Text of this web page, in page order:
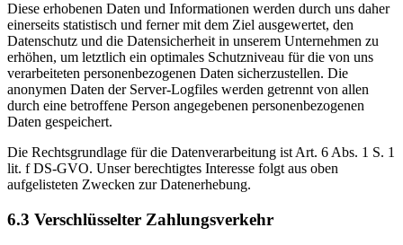
Diese erhobenen Daten und Informationen werden durch uns daher
einerseits statistisch und ferner mit dem Ziel ausgewertet, den
Datenschutz und die Datensicherheit in unserem Unternehmen zu
erhöhen, um letztlich ein optimales Schutzniveau für die von uns
verarbeiteten personenbezogenen Daten sicherzustellen. Die
anonymen Daten der Server-Logfiles werden getrennt von allen
durch eine betroffene Person angegebenen personenbezogenen
Daten gespeichert.
Die Rechtsgrundlage für die Datenverarbeitung ist Art. 6 Abs. 1 S. 1
lit. f DS-GVO. Unser berechtigtes Interesse folgt aus oben
aufgelisteten Zwecken zur Datenerhebung.
6.3 Verschlüsselter Zahlungsverkehr